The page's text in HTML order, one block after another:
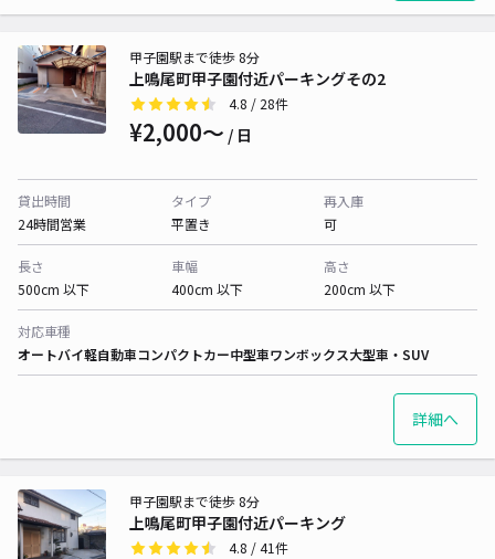
上鳴尾町甲子園付近パーキングその2
甲子園駅まで徒歩 8分
4.8 / 28件
¥2,000〜 / 日
貸出時間
24時間営業
タイプ
平置き
再入庫
可
長さ
500cm 以下
車幅
400cm 以下
高さ
200cm 以下
対応車種
オートバイ軽自動車コンパクトカー中型車ワンボックス大型車・SUV
詳細へ
上鳴尾町甲子園付近パーキング
甲子園駅まで徒歩 8分
4.8 / 41件